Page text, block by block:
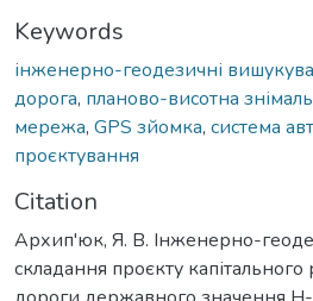
Keywords
інженерно-геодезичні
дорога, планово-висотна
мережа, GPS зйомка, система
проєктування
Citation
Архип'юк, Я. В. Інженерно-
складання проєкту